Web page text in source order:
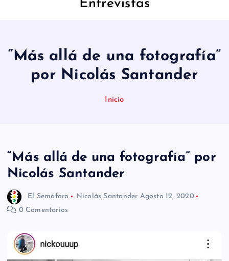
Entrevistas
“Más allá de una fotografía”
por Nicolás Santander
Inicio
“Más allá de una fotografía” por
Nicolás Santander
El Semáforo Nicolás Santander Agosto 12, 2020
0 Comentarios